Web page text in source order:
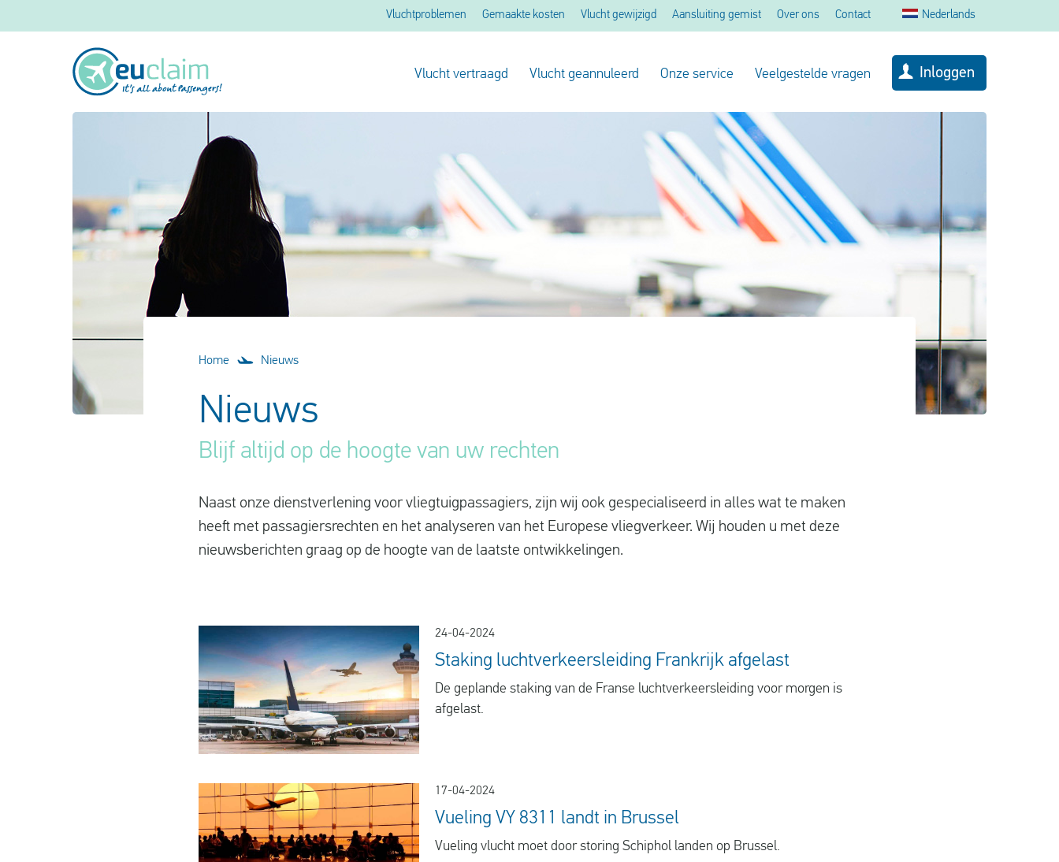
Vluchtproblemen Gemaakte kosten Vlucht gewijzigd Aansluiting gemist Over ons Contact Nederlands
Vlucht vertraagd Vlucht geannuleerd Onze service Veelgestelde vragen Inloggen
Home Nieuws
Nieuws
Blijf altijd op de hoogte van uw rechten
Naast onze dienstverlening voor vliegtuigpassagiers, zijn wij ook gespecialiseerd in alles wat te maken
heeft met passagiersrechten en het analyseren van het Europese vliegverkeer. Wij houden u met deze
nieuwsberichten graag op de hoogte van de laatste ontwikkelingen.
24-04-2024
Staking luchtverkeersleiding Frankrijk afgelast
De geplande staking van de Franse luchtverkeersleiding voor morgen is
afgelast.
17-04-2024
Vueling VY 8311 landt in Brussel
Vueling vlucht moet door storing Schiphol landen op Brussel.